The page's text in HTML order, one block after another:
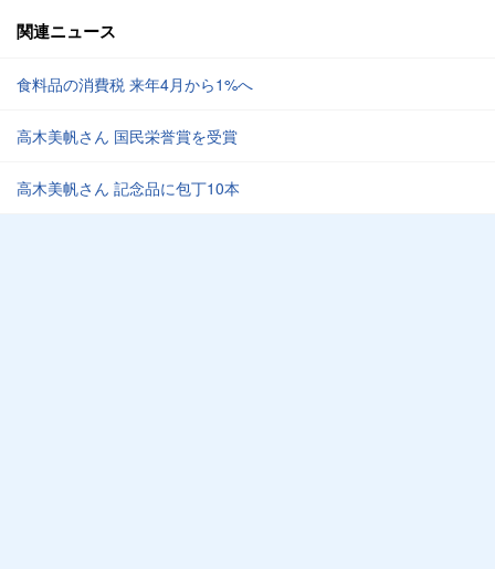
関連ニュース
食料品の消費税 来年4月から1%へ
高木美帆さん 国民栄誉賞を受賞
高木美帆さん 記念品に包丁10本